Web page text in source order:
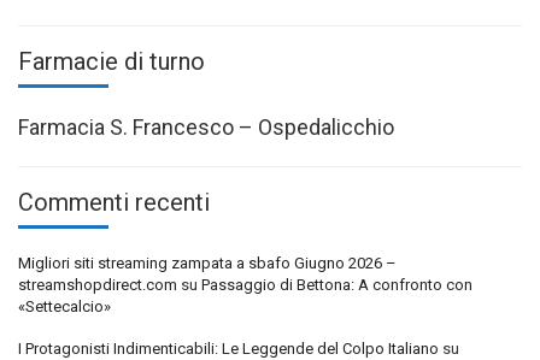
Farmacie di turno
Farmacia S. Francesco – Ospedalicchio
Commenti recenti
Migliori siti streaming zampata a sbafo Giugno 2026 –
streamshopdirect.com su Passaggio di Bettona: A confronto con
«Settecalcio»
I Protagonisti Indimenticabili: Le Leggende del Colpo Italiano su